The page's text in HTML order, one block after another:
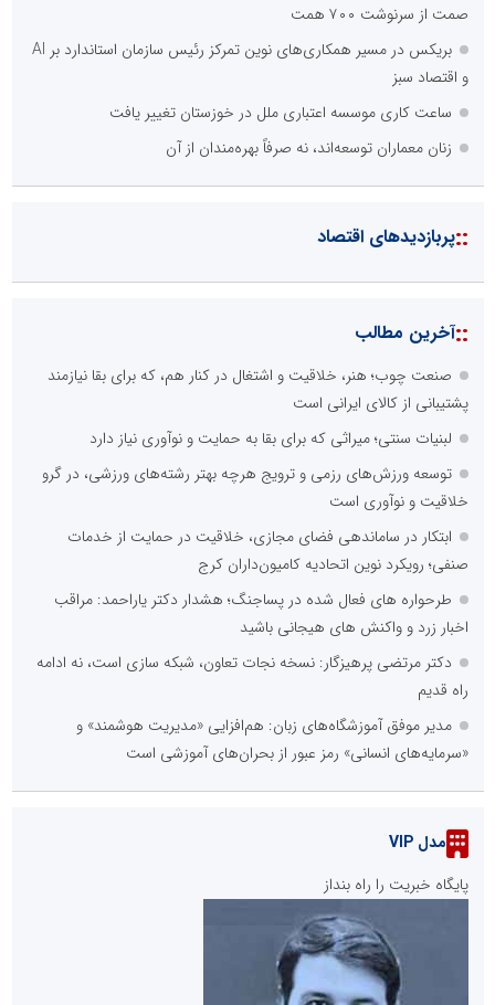
صمت از سرنوشت ۷۰۰ همت
بریکس در مسیر همکاری‌های نوین تمرکز رئیس سازمان استاندارد بر AI
و اقتصاد سبز
ساعت کاری موسسه اعتباری ملل در خوزستان تغییر یافت
زنان معماران توسعه‌اند، نه صرفاً بهره‌مندان از آن
::پربازدیدهای اقتصاد
::آخرین مطالب
صنعت چوب؛ هنر، خلاقیت و اشتغال در کنار هم، که برای بقا نیازمند
پشتیبانی از کالای ایرانی است
لبنیات سنتی؛ میراثی که برای بقا به حمایت و نوآوری نیاز دارد
توسعه ورزش‌های رزمی و ترویج هرچه بهتر رشته‌های ورزشی، در گرو
خلاقیت و نوآوری است
ابتکار در ساماندهی فضای مجازی، خلاقیت در حمایت از خدمات
صنفی؛ رویکرد نوین اتحادیه کامیون‌داران کرج
طرحواره های فعال شده در پساجنگ؛ هشدار دکتر یاراحمد: مراقب
اخبار زرد و واکنش های هیجانی باشید
دکتر مرتضی پرهیزگار: نسخه نجات تعاون، شبکه سازی است، نه ادامه
راه قدیم
مدیر موفق آموزشگاه‌های زبان: هم‌افزایی «مدیریت هوشمند» و
«سرمایه‌های انسانی» رمز عبور از بحران‌های آموزشی است
مدل VIP
پایگاه خبریت را راه بنداز